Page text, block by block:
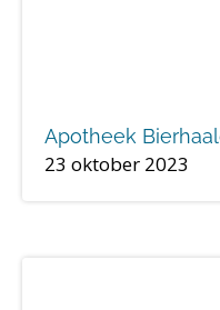
Apotheek
23 oktober 2023